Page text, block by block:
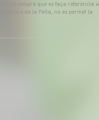
sempre que es faça referència a
Lázaro de la Peña, no es permet la